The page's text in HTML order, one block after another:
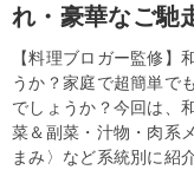
れ・豪華なご馳
【料理ブロガー監修】
うか？家庭で超簡単で
でしょうか？今回は、
菜＆副菜・汁物・肉系
まみ〉など系統別に紹